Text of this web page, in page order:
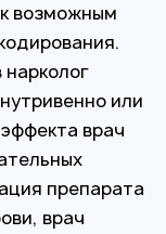
возможным
или
врач
препарата
врач